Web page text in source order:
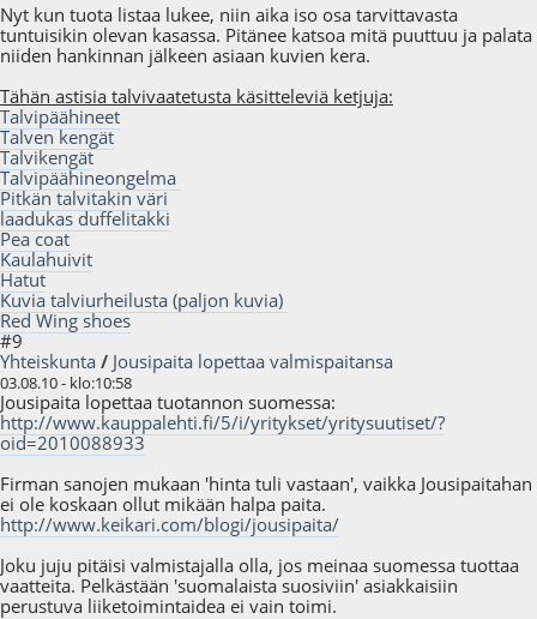
Nyt kun tuota listaa lukee, niin aika iso osa tarvittavasta
tuntuisikin olevan kasassa. Pitänee katsoa mitä puuttuu ja palata
niiden hankinnan jälkeen asiaan kuvien kera.
Tähän astisia talvivaatetusta käsitteleviä ketjuja:
Talvipäähineet
Talven kengät
Talvikengät
Talvipäähineongelma
Pitkän talvitakin väri
laadukas duffelitakki
Pea coat
Kaulahuivit
Hatut
Kuvia talviurheilusta (paljon kuvia)
Red Wing shoes
#9
Yhteiskunta / Jousipaita lopettaa valmispaitansa
03.08.10 - klo:10:58
Jousipaita lopettaa tuotannon suomessa:
http://www.kauppalehti.fi/5/i/yritykset/yritysuutiset/?
oid=2010088933
Firman sanojen mukaan 'hinta tuli vastaan', vaikka Jousipaitahan
ei ole koskaan ollut mikään halpa paita.
http://www.keikari.com/blogi/jousipaita/
Joku juju pitäisi valmistajalla olla, jos meinaa suomessa tuottaa
vaatteita. Pelkästään 'suomalaista suosiviin' asiakkaisiin
perustuva liiketoimintaidea ei vain toimi.